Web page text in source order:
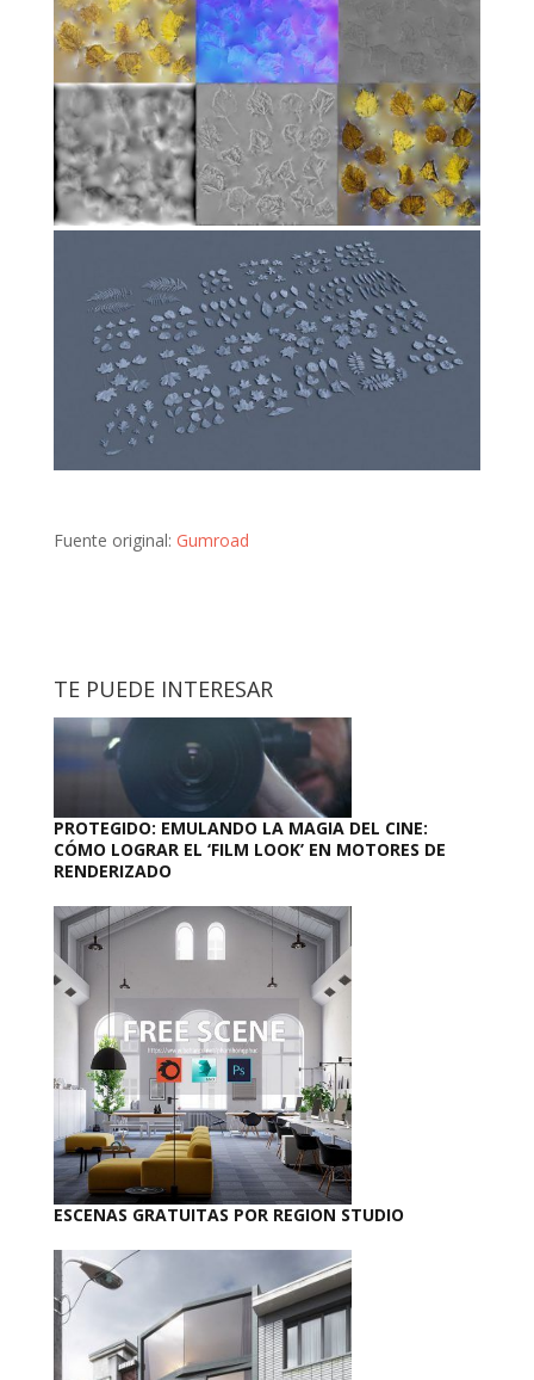
Fuente original: Gumroad
TE PUEDE INTERESAR
PROTEGIDO: EMULANDO LA MAGIA DEL CINE:
CÓMO LOGRAR EL ‘FILM LOOK’ EN MOTORES DE
RENDERIZADO
ESCENAS GRATUITAS POR REGION STUDIO